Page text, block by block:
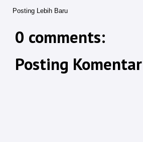
Posting Lebih Baru
0 comments:
Posting Komentar